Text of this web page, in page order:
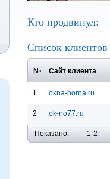
Кто продвинул:
Список
№ Сайт клиента
1 okna-borna.ru
2 ok-no77.ru
Показано: 1-2